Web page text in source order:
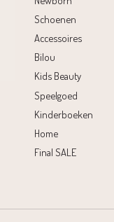
Schoenen
Accessoires
Bilou
Kids Beauty
Speelgoed
Kinderboeken
Home
Final SALE